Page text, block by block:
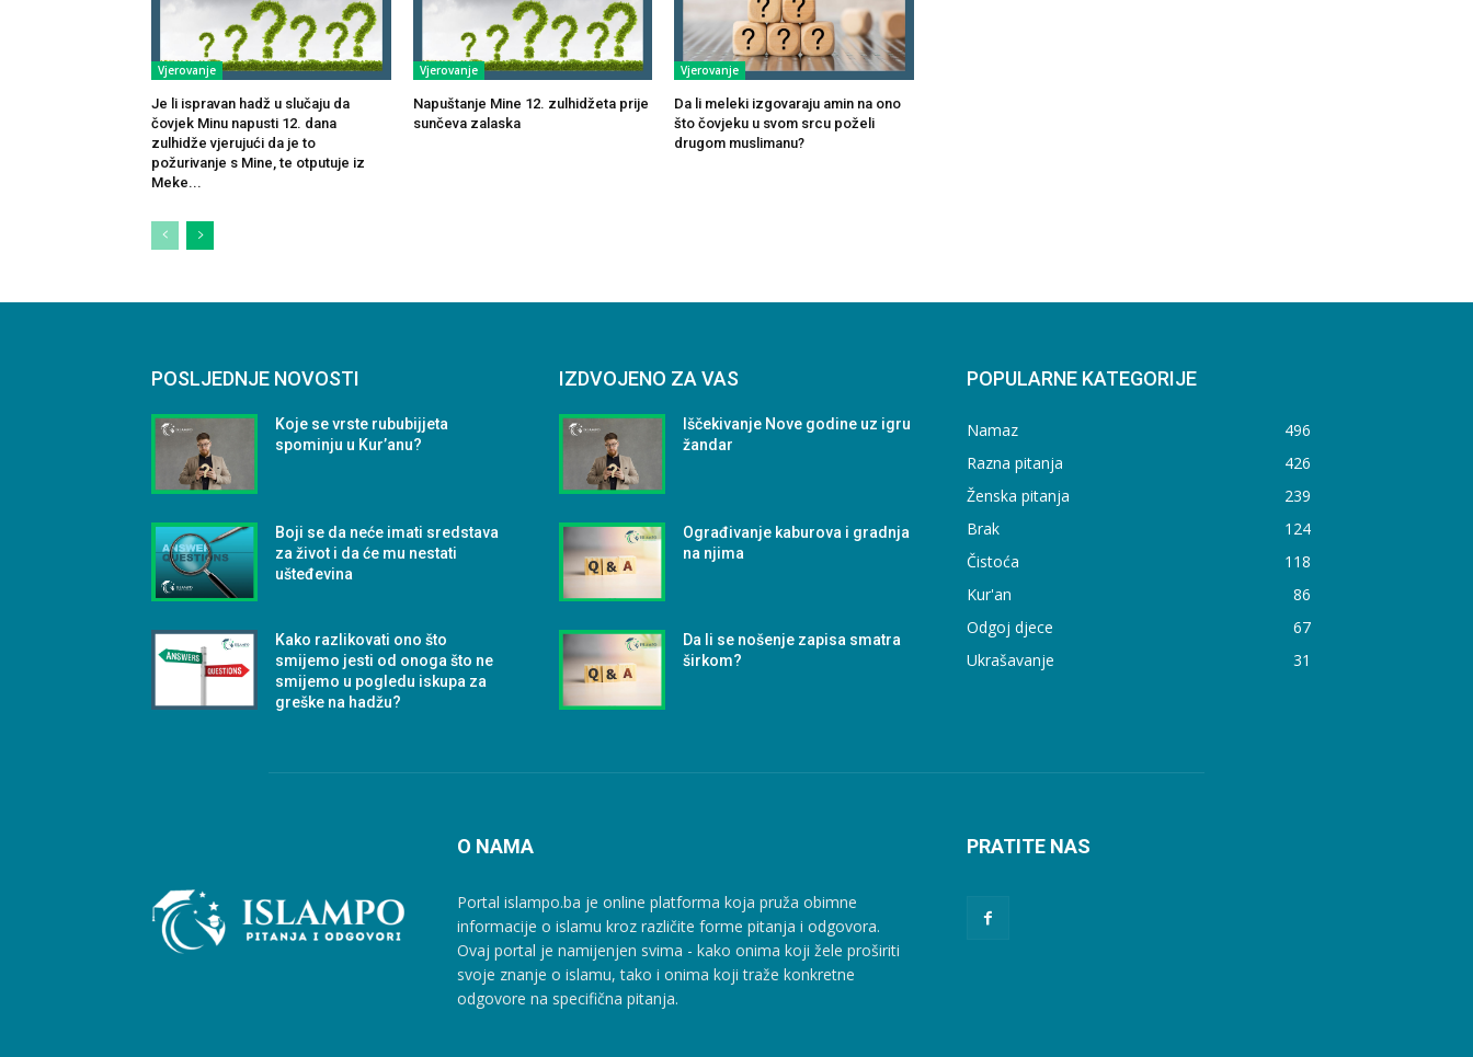
Vjerovanje
Je li ispravan hadž u slučaju da
čovjek Minu napusti 12. dana
zulhidže vjerujući da je to
požurivanje s Mine, te otputuje iz
Meke...
Vjerovanje
Napuštanje Mine 12. zulhidžeta prije
sunčeva zalaska
Vjerovanje
Da li meleki izgovaraju amin na ono
što čovjeku u svom srcu poželi
drugom muslimanu?
POSLJEDNJE NOVOSTI
Koje se vrste rububijjeta
spominju u Kur’anu?
Boji se da neće imati sredstava
za život i da će mu nestati
ušteđevina
Kako razlikovati ono što
smijemo jesti od onoga što ne
smijemo u pogledu iskupa za
greške na hadžu?
IZDVOJENO ZA VAS
Iščekivanje Nove godine uz igru
žandar
Ograđivanje kaburova i gradnja
na njima
Da li se nošenje zapisa smatra
širkom?
POPULARNE KATEGORIJE
Namaz
496
Razna pitanja
426
Ženska pitanja
239
Brak
124
Čistoća
118
Kur'an
86
Odgoj djece
67
Ukrašavanje
31
O NAMA
Portal islampo.ba je online platforma koja pruža obimne
informacije o islamu kroz različite forme pitanja i odgovora.
Ovaj portal je namijenjen svima - kako onima koji žele proširiti
svoje znanje o islamu, tako i onima koji traže konkretne
odgovore na specifična pitanja.
PRATITE NAS